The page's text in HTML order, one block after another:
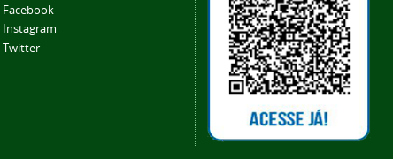
Facebook
Instagram
Twitter